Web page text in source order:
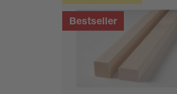
Bestseller